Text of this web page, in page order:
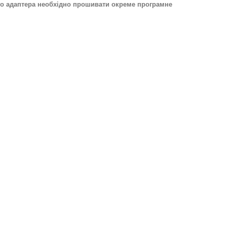
адаптера необхідно прошивати окреме програмне